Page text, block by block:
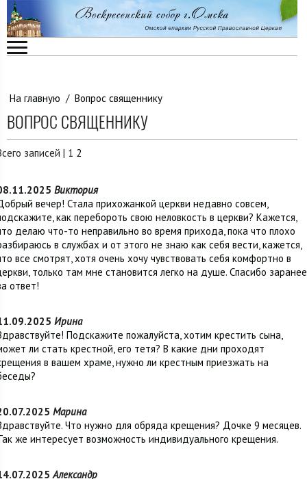
На главную / Вопрос священнику
ВОПРОС СВЯЩЕННИКУ
записей | 1 2
Виктория
вечер! Стала прихожанкой церкви недавно совсем,
как перебороть свою неловкость в церкви? Кажется,
делаю что-то неправильно во время прихода, пока что плохо
в службах и от этого не знаю как себя вести, кажется,
все смотрят, хотя очень хочу чувствовать себя комфортно в
только там мне становится легко на душе. Спасибо заранее
ответ!
Ирина
Подскажите пожалуйста, хотим крестить сына,
ли стать крестной, его тетя? В какие дни проходят
в вашем храме, нужно ли крестным приезжать на
Марина
Что нужно для обряда крещения? Дочке 9 месяцев.
же интересует возможность индивидуального крещения.
Александр